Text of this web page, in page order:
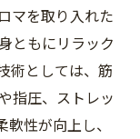
マを取り入れた
ともにリラック
術としては、筋
指圧、ストレッ
性が向上し、